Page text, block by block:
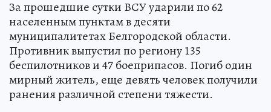
За прошедшие сутки ВСУ ударили по 62
населенным пунктам в десяти
муниципалитетах Белгородской области.
Противник выпустил по региону 135
беспилотников и 47 боеприпасов. Погиб один
мирный житель, еще девять человек получили
ранения различной степени тяжести.